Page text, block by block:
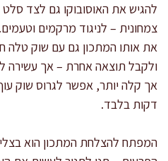
להגיש את האוסובוקו גם לצד סלט
צמחונית – לניגוד מרקמים וטעמים.
את אותו המתכון גם עם שוק טלה
ולקבל תוצאה אחרת – אך עשירה
דקות בלבד.
המפתח להצלחת המתכון הוא